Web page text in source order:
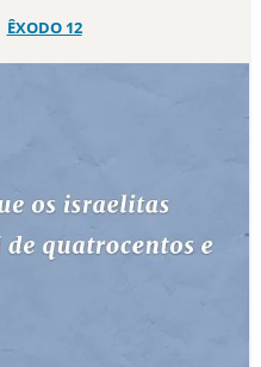
ÊXODO 12